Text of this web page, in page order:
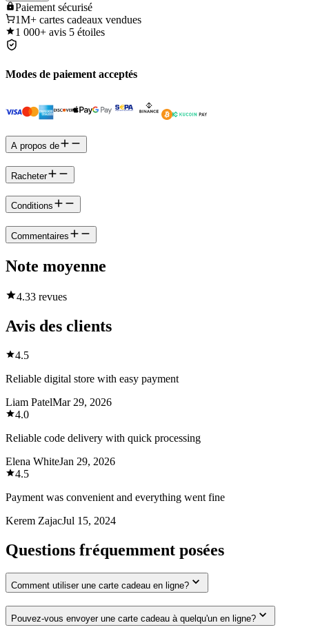
Paiement sécurisé
1M+ cartes cadeaux vendues
1 000+ avis 5 étoiles
Modes de paiement acceptés
A propos de
Racheter
Conditions
Commentaires
Note moyenne
4.33 revues
Avis des clients
4.5
Reliable digital store with easy payment
Liam PatelMar 29, 2026
4.0
Reliable code delivery with quick processing
Elena WhiteJan 29, 2026
4.5
Payment was convenient and everything went fine
Kerem ZajacJul 15, 2024
Questions fréquemment posées
Comment utiliser une carte cadeau en ligne?
Pouvez-vous envoyer une carte cadeau à quelqu'un en ligne?